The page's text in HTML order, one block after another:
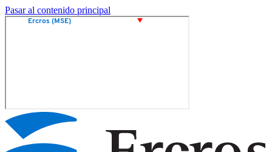
Pasar al contenido principal